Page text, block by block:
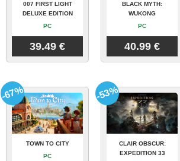
007 FIRST LIGHT
DELUXE EDITION
PC
39.49 €
BLACK MYTH:
WUKONG
PC
40.99 €
TOWN TO CITY
PC
-67%
CLAIR OBSCUR:
EXPEDITION 33
-53%